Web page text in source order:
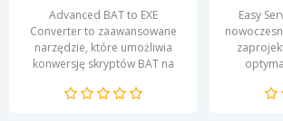
Advanced BAT to EXE
Converter to zaawansowane
narzędzie, które umożliwia
konwersję skryptów BAT na
użytkownicy mogą tworzyć...
Easy